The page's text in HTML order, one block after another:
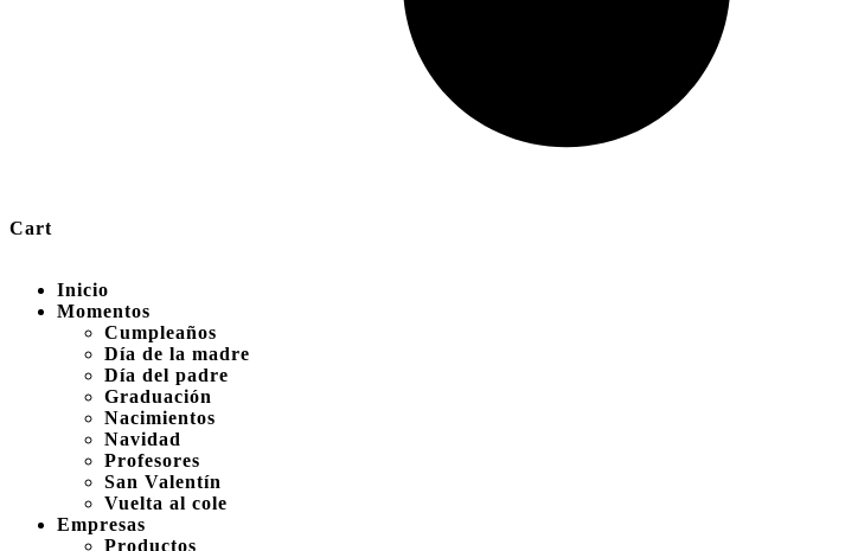
Cart
Inicio
Momentos
Cumpleaños
Día de la madre
Día del padre
Graduación
Nacimientos
Navidad
Profesores
San Valentín
Vuelta al cole
Empresas
Productos